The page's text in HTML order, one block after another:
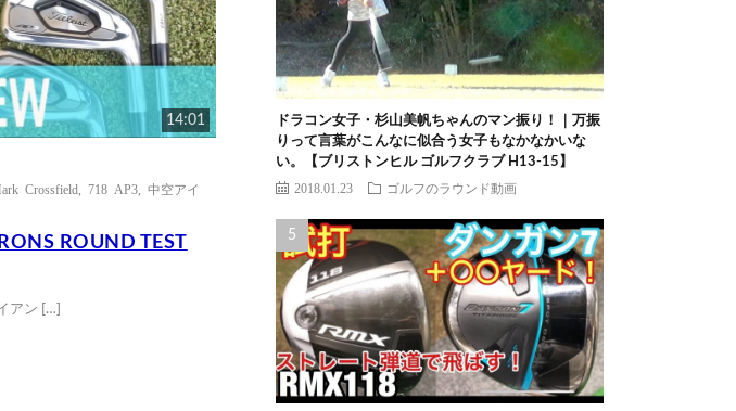
14:01
Crossfield ,718 AP3 ,中空アイ
ROUND TEST
アン […]
ドラコン女子・杉山美帆ちゃんのマン振り！｜万振
りって言葉がこんなに似合う女子もなかなかいな
い。【ブリストンヒル ゴルフクラブ H13-15】
2018.01.23 ゴルフのラウンド動画